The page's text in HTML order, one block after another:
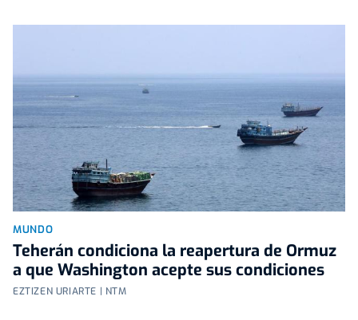
MUNDO
Teherán condiciona la reapertura de Ormuz
a que Washington acepte sus condiciones
EZTIZEN URIARTE | NTM